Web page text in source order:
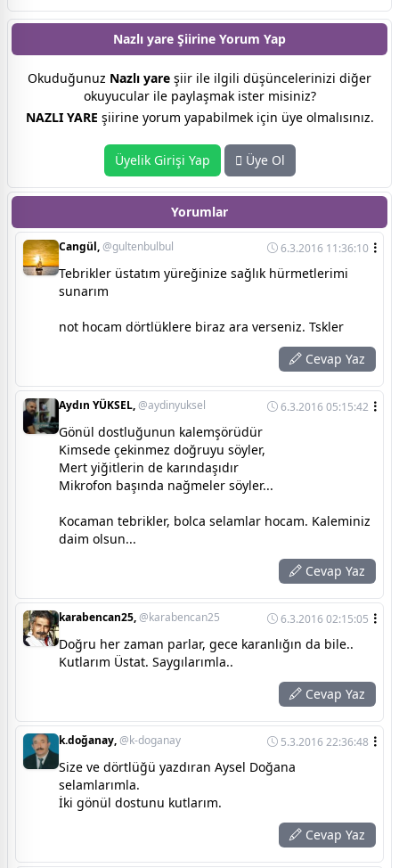
Nazlı yare Şiirine Yorum Yap
Okuduğunuz Nazlı yare şiir ile ilgili düşüncelerinizi diğer
okuyucular ile paylaşmak ister misiniz?
NAZLI YARE şiirine yorum yapabilmek için üye olmalısınız.
Üyelik Girişi Yap Üye Ol
Yorumlar
Cangül,@gultenbulbul 6.3.2016 11:36:10
Tebrikler üstatım yüreğinize sağlık hürmetlerimi
sunarım
not hocam dörtlüklere biraz ara verseniz. Tskler
Cevap Yaz
Aydın YÜKSEL,@aydinyuksel 6.3.2016 05:15:42
Gönül dostluğunun kalemşörüdür
Kimsede çekinmez doğruyu söyler,
Mert yiğitlerin de karındaşıdır
Mikrofon başında nağmeler söyler...
Kocaman tebrikler, bolca selamlar hocam. Kaleminiz
daim olsun...
Cevap Yaz
karabencan25,@karabencan25 6.3.2016 02:15:05
Doğru her zaman parlar, gece karanlığın da bile..
Kutlarım Üstat. Saygılarımla..
Cevap Yaz
k.doğanay,@k-doganay 5.3.2016 22:36:48
Size ve dörtlüğü yazdıran Aysel Doğana
selamlarımla.
İki gönül dostunu kutlarım.
Cevap Yaz